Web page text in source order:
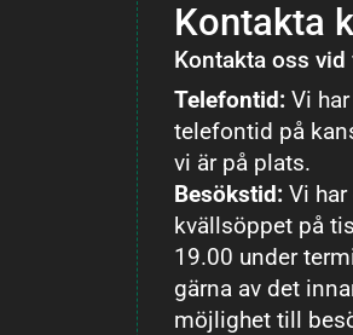
Kontakta
Kontakta oss
Telefontid: Vi
telefontid på
vi är på plats.
Besökstid: Vi
kvällsöppet på
19.00 under
gärna av det
möjlighet till